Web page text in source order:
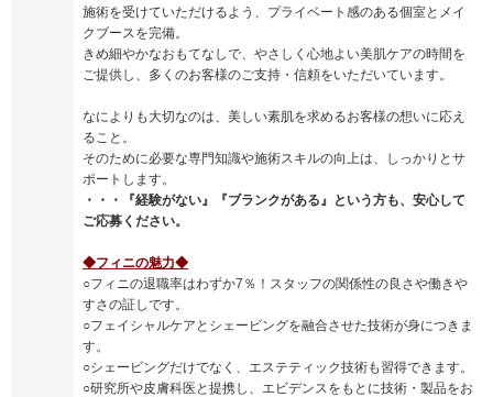
施術を受けていただけるよう、プライベート感のある個室とメイ
クブースを完備。
きめ細やかなおもてなしで、やさしく心地よい美肌ケアの時間を
ご提供し、多くのお客様のご支持・信頼をいただいています。
なによりも大切なのは、美しい素肌を求めるお客様の想いに応え
ること。
そのために必要な専門知識や施術スキルの向上は、しっかりとサ
ポートします。
・・・『経験がない』『ブランクがある』という方も、安心して
ご応募ください。
◆フィニの魅力◆
○フィニの退職率はわずか7％！スタッフの関係性の良さや働きや
すさの証しです。
○フェイシャルケアとシェービングを融合させた技術が身につきま
す。
○シェービングだけでなく、エステティック技術も習得できます。
○研究所や皮膚科医と提携し、エビデンスをもとに技術・製品をお